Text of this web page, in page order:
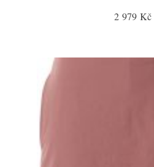
2 979 Kč